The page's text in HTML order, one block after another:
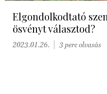
Elgondolkodtató
ösvényt választod?
2023.01.26. 3 perc olvasás